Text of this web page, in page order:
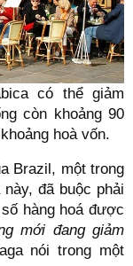
có thể giảm
còn khoảng 90
hoà vốn.
Brazil, một trong
đã buộc phải
hàng hoá được
mới đang giảm
nói trong một